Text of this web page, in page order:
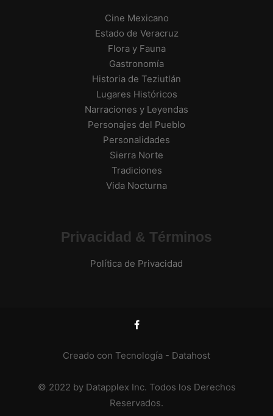
Cine Mexicano
Estado de Veracruz
Flora y Fauna
Gastronomía
Historia de Teziutlán
Lugares Históricos
Narraciones y Leyendas
Personajes del Pueblo
Personalidades
Sierra Norte
Tradiciones
Vida Nocturna
Privacidad & Términos
Política de Privacidad
Creado con Tecnología - Datahost
© 2022 by Datapplex Inc. Todos los Derechos
Reservados.